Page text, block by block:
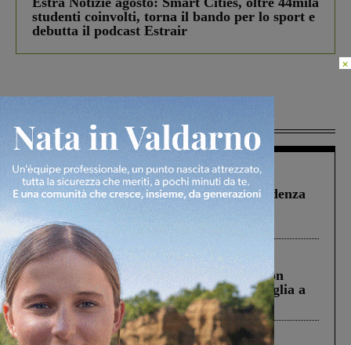
studenti coinvolti, torna il bando per lo sport e
debutta il podcast Estrair
Più lette
Figline Incisa Valdarno 1 Agosto 2026
Piscina di Figline finanziata oltre la scadenza
Pnrr, il gruppo di Fratelli d’Italia: “Un
ringraziamento al Governo”
Cronaca 3 Agosto 2026
Scomparso da una struttura di Castiglion
Fiorentino l’uomo che aveva ucciso la figlia a
Levane nel 2020
Cronaca 4 Agosto 2026
×